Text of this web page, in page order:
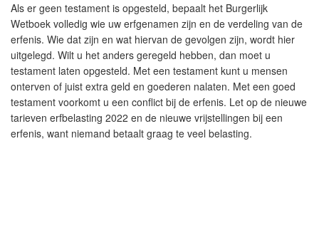
Als er geen testament is opgesteld, bepaalt het Burgerlijk
Wetboek volledig wie uw erfgenamen zijn en de verdeling van de
erfenis. Wie dat zijn en wat hiervan de gevolgen zijn, wordt hier
uitgelegd. Wilt u het anders geregeld hebben, dan moet u
testament laten opgesteld. Met een testament kunt u mensen
onterven of juist extra geld en goederen nalaten. Met een goed
testament voorkomt u een conflict bij de erfenis. Let op de nieuwe
tarieven erfbelasting 2022 en de nieuwe vrijstellingen bij een
erfenis, want niemand betaalt graag te veel belasting.